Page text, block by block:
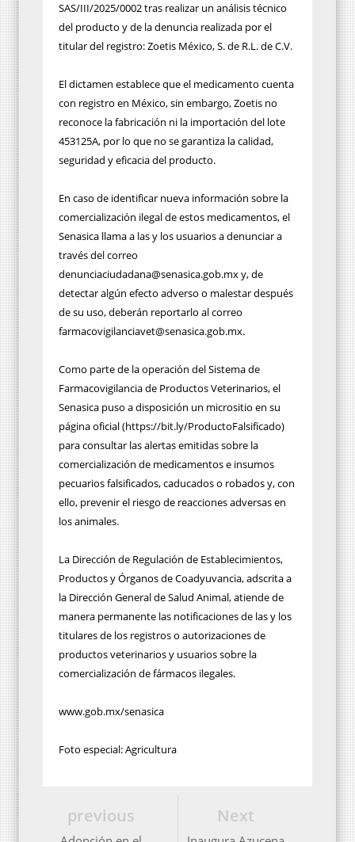
SAS/III/2025/0002 tras realizar un análisis técnico
del producto y de la denuncia realizada por el
titular del registro: Zoetis México, S. de R.L. de C.V.
El dictamen establece que el medicamento cuenta
con registro en México, sin embargo, Zoetis no
reconoce la fabricación ni la importación del lote
453125A, por lo que no se garantiza la calidad,
seguridad y eficacia del producto.
En caso de identificar nueva información sobre la
comercialización ilegal de estos medicamentos, el
Senasica llama a las y los usuarios a denunciar a
través del correo
denunciaciudadana@senasica.gob.mx y, de
detectar algún efecto adverso o malestar después
de su uso, deberán reportarlo al correo
farmacovigilanciavet@senasica.gob.mx.
Como parte de la operación del Sistema de
Farmacovigilancia de Productos Veterinarios, el
Senasica puso a disposición un micrositio en su
página oficial (https://bit.ly/ProductoFalsificado)
para consultar las alertas emitidas sobre la
comercialización de medicamentos e insumos
pecuarios falsificados, caducados o robados y, con
ello, prevenir el riesgo de reacciones adversas en
los animales.
La Dirección de Regulación de Establecimientos,
Productos y Órganos de Coadyuvancia, adscrita a
la Dirección General de Salud Animal, atiende de
manera permanente las notificaciones de las y los
titulares de los registros o autorizaciones de
productos veterinarios y usuarios sobre la
comercialización de fármacos ilegales.
www.gob.mx/senasica
Foto especial: Agricultura
Next
previous